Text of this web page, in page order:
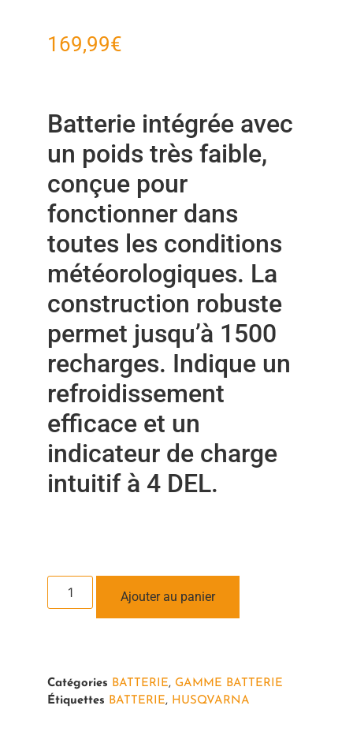
169,99€
Batterie intégrée avec
un poids très faible,
conçue pour
fonctionner dans
toutes les conditions
météorologiques. La
construction robuste
permet jusqu’à 1500
recharges. Indique un
refroidissement
efficace et un
indicateur de charge
intuitif à 4 DEL.
Ajouter au panier
Catégories BATTERIE, GAMME BATTERIE
Étiquettes BATTERIE, HUSQVARNA